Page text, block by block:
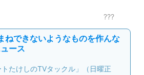
???
ねできないようなものを作んな
ース
たけしのTVタックル」（日曜正